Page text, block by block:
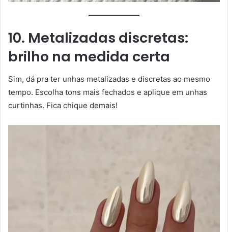
10. Metalizadas discretas:
brilho na medida certa
Sim, dá pra ter unhas metalizadas e discretas ao mesmo
tempo. Escolha tons mais fechados e aplique em unhas
curtinhas. Fica chique demais!